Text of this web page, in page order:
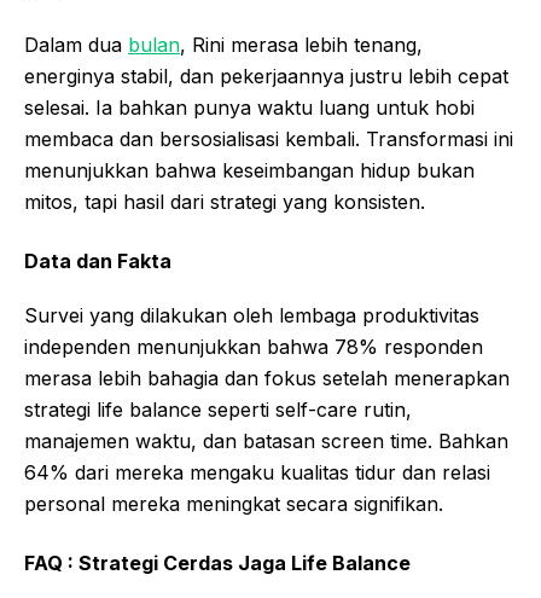
Dalam dua bulan, Rini merasa lebih tenang,
energinya stabil, dan pekerjaannya justru lebih cepat
selesai. Ia bahkan punya waktu luang untuk hobi
membaca dan bersosialisasi kembali. Transformasi ini
menunjukkan bahwa keseimbangan hidup bukan
mitos, tapi hasil dari strategi yang konsisten.
Data dan Fakta
Survei yang dilakukan oleh lembaga produktivitas
independen menunjukkan bahwa 78% responden
merasa lebih bahagia dan fokus setelah menerapkan
strategi life balance seperti self-care rutin,
manajemen waktu, dan batasan screen time. Bahkan
64% dari mereka mengaku kualitas tidur dan relasi
personal mereka meningkat secara signifikan.
FAQ : Strategi Cerdas Jaga Life Balance